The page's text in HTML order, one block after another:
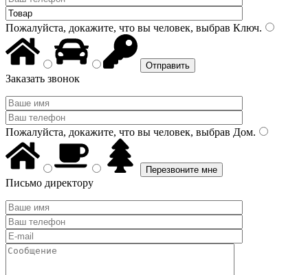
Пожалуйста, докажите, что вы человек, выбрав Ключ.
Заказать звонок
Пожалуйста, докажите, что вы человек, выбрав Дом.
Письмо директору